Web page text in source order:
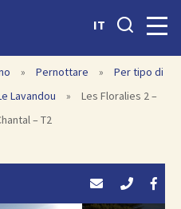
IT
» Pernottare »
Per tipo di
Lavandou »
Les Floralies 2 –
– T2